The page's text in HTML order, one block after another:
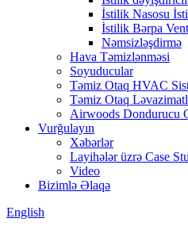
İstilik Nasosu
İstilik Bərpa
Nəmsizləşdirmə
Hava Təmizlənməsi
Soyuducular
Təmiz Otaq HVAC
Təmiz Otaq
Airwoods Dondurucu
Vurğulayın
Xəbərlər
Layihələr üzrə Case
Video
Bizimlə Əlaqə
English